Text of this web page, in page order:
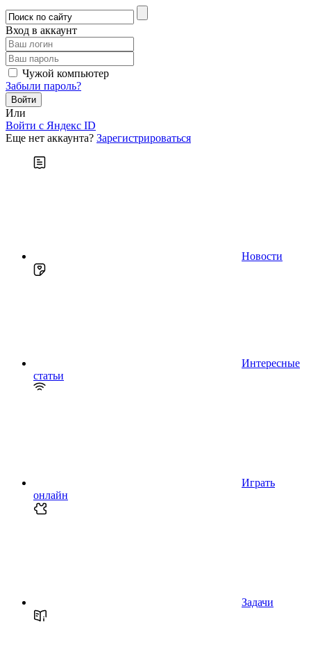
Вход в аккаунт
Чужой компьютер
Забыли пароль?
Или
Войти c Яндекс ID
Еще нет аккаунта? Зарегистрироваться
Новости
Интересные
статьи
Играть
онлайн
Задачи